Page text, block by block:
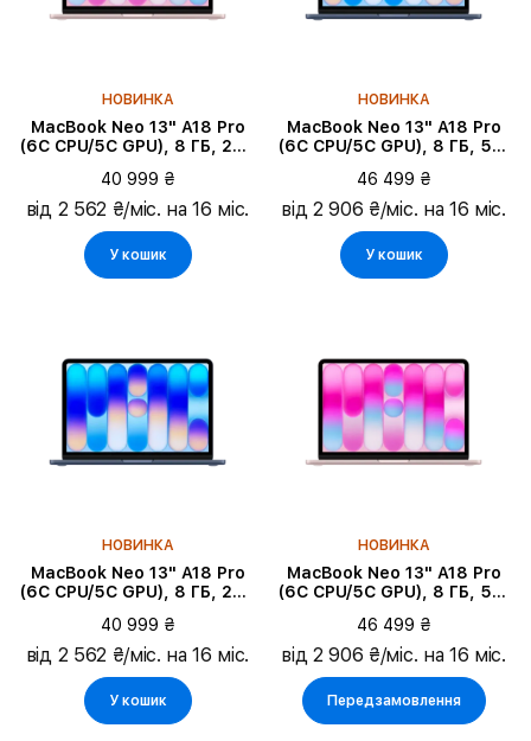
НОВИНКА
MacBook Neo 13" A18 Pro
(6C CPU/5C GPU), 8 ГБ, 256
40 999 ₴
від 2 562 ₴/міс. на 16 міс.
У кошик
НОВИНКА
MacBook Neo 13" A18 Pro
(6C CPU/5C GPU), 8 ГБ, 512
46 499 ₴
від 2 906 ₴/міс. на 16 міс.
У кошик
НОВИНКА
MacBook Neo 13" A18 Pro
(6C CPU/5C GPU), 8 ГБ, 256
40 999 ₴
від 2 562 ₴/міс. на 16 міс.
У кошик
НОВИНКА
MacBook Neo 13" A18 Pro
(6C CPU/5C GPU), 8 ГБ, 512
46 499 ₴
від 2 906 ₴/міс. на 16 міс.
Передзамовлення